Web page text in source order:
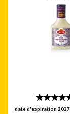
date d'expiration